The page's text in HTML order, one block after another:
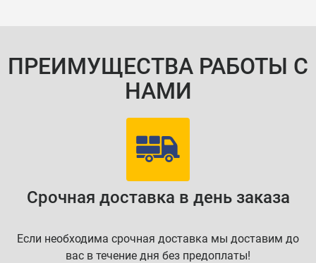
ПРЕИМУЩЕСТВА РАБОТЫ С
НАМИ
Срочная доставка в день заказа
Если необходима срочная доставка мы доставим до
вас в течение дня без предоплаты!